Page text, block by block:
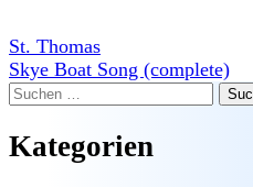
Beitragsnavigation
St. Thomas
Skye Boat Song (complete)
Suchen
Kategorien